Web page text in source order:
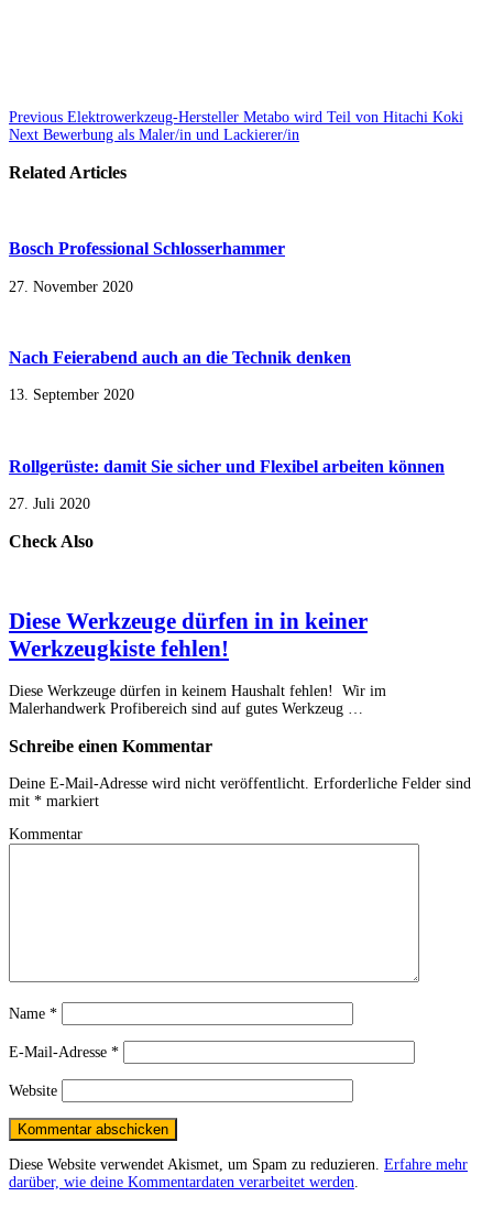
Previous Elektrowerkzeug-Hersteller Metabo wird Teil von Hitachi Koki
Next Bewerbung als Maler/in und Lackierer/in
Related Articles
Bosch Professional Schlosserhammer
27. November 2020
Nach Feierabend auch an die Technik denken
13. September 2020
Rollgerüste: damit Sie sicher und Flexibel arbeiten können
27. Juli 2020
Check Also
Diese Werkzeuge dürfen in in keiner
Werkzeugkiste fehlen!
Diese Werkzeuge dürfen in keinem Haushalt fehlen! Wir im
Malerhandwerk Profibereich sind auf gutes Werkzeug …
Schreibe einen Kommentar
Deine E-Mail-Adresse wird nicht veröffentlicht. Erforderliche Felder sind
mit * markiert
Kommentar
Name *
E-Mail-Adresse *
Website
Diese Website verwendet Akismet, um Spam zu reduzieren. Erfahre mehr
darüber, wie deine Kommentardaten verarbeitet werden.